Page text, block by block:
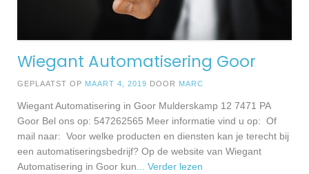
Wiegant Automatisering Goor
GEPLAATST OP MAART 4, 2019 DOOR MARC
Wiegant Automatisering in Goor Mulderskamp 12 7471 PA
Goor Bel ons op: 547262565 Meer informatie vind u op: Of
mail naar: Voor welke producten en diensten kan je terecht bij
een automatiseringsbedrijf? Op de website van Wiegant
Automatisering in Goor kun ... Verder lezen